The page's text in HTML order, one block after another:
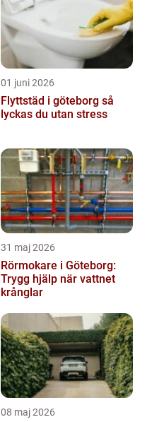
01 juni 2026
Flyttstäd i göteborg så
lyckas du utan stress
31 maj 2026
Rörmokare i Göteborg:
Trygg hjälp när vattnet
krånglar
08 maj 2026